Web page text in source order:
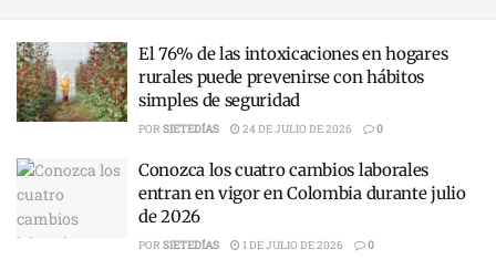
El 76% de las intoxicaciones en hogares
rurales puede prevenirse con hábitos
simples de seguridad
POR SIETEDÍAS 24 DE JULIO DE 2026 0
Conozca los cuatro cambios laborales
entran en vigor en Colombia durante julio
de 2026
POR SIETEDÍAS 1 DE JULIO DE 2026 0